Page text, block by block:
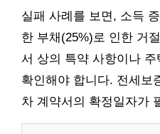
실패 사례를 보면, 소득
한 부채(25%)로 인한 거
서 상의 특약 사항이나 주
확인해야 합니다. 전세보
차 계약서의 확정일자가